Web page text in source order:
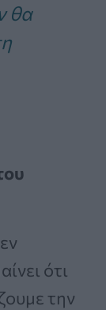
θα
ότι
την